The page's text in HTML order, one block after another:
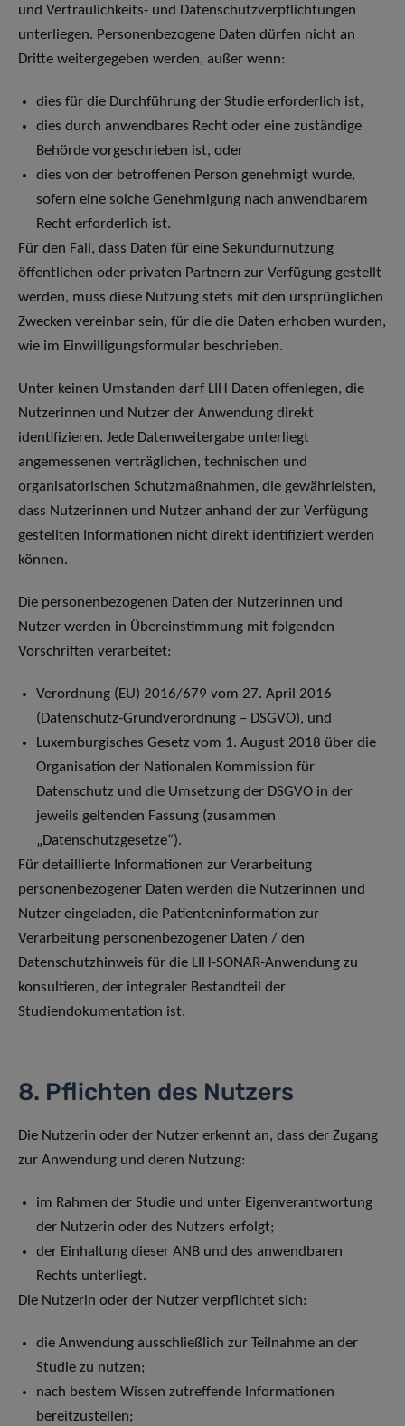
und Vertraulichkeits- und Datenschutzverpflichtungen
unterliegen. Personenbezogene Daten dürfen nicht an
Dritte weitergegeben werden, außer wenn:
dies für die Durchführung der Studie erforderlich ist,
dies durch anwendbares Recht oder eine zuständige
Behörde vorgeschrieben ist, oder
dies von der betroffenen Person genehmigt wurde,
sofern eine solche Genehmigung nach anwendbarem
Recht erforderlich ist.
Für den Fall, dass Daten für eine Sekundurnutzung
öffentlichen oder privaten Partnern zur Verfügung gestellt
werden, muss diese Nutzung stets mit den ursprünglichen
Zwecken vereinbar sein, für die die Daten erhoben wurden,
wie im Einwilligungsformular beschrieben.
Unter keinen Umstanden darf LIH Daten offenlegen, die
Nutzerinnen und Nutzer der Anwendung direkt
identifizieren. Jede Datenweitergabe unterliegt
angemessenen verträglichen, technischen und
organisatorischen Schutzmaßnahmen, die gewährleisten,
dass Nutzerinnen und Nutzer anhand der zur Verfügung
gestellten Informationen nicht direkt identifiziert werden
können.
Die personenbezogenen Daten der Nutzerinnen und
Nutzer werden in Übereinstimmung mit folgenden
Vorschriften verarbeitet:
Verordnung (EU) 2016/679 vom 27. April 2016
(Datenschutz-Grundverordnung – DSGVO), und
Luxemburgisches Gesetz vom 1. August 2018 über die
Organisation der Nationalen Kommission für
Datenschutz und die Umsetzung der DSGVO in der
jeweils geltenden Fassung (zusammen
„Datenschutzgesetze“).
Für detaillierte Informationen zur Verarbeitung
personenbezogener Daten werden die Nutzerinnen und
Nutzer eingeladen, die Patienteninformation zur
Verarbeitung personenbezogener Daten / den
Datenschutzhinweis für die LIH-SONAR-Anwendung zu
konsultieren, der integraler Bestandteil der
Studiendokumentation ist.
8. Pflichten des Nutzers
Die Nutzerin oder der Nutzer erkennt an, dass der Zugang
zur Anwendung und deren Nutzung:
im Rahmen der Studie und unter Eigenverantwortung
der Nutzerin oder des Nutzers erfolgt;
der Einhaltung dieser ANB und des anwendbaren
Rechts unterliegt.
Die Nutzerin oder der Nutzer verpflichtet sich:
die Anwendung ausschließlich zur Teilnahme an der
Studie zu nutzen;
nach bestem Wissen zutreffende Informationen
bereitzustellen;